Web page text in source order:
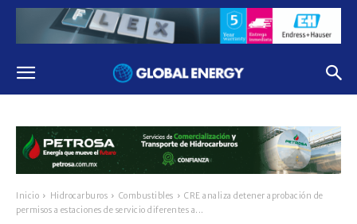
Inicio Hidrocarburos Combustibles
CRE analiza detener aprobación de
permisos a estaciones de servicio diferentes a...